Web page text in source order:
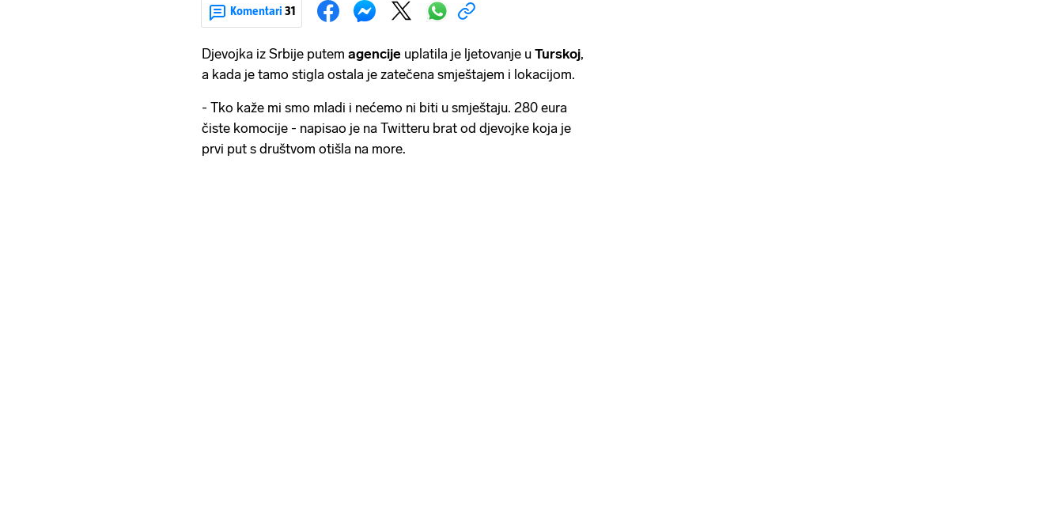
Komentari 31
Djevojka iz Srbije putem agencije uplatila je ljetovanje u Turskoj,
a kada je tamo stigla ostala je zatečena smještajem i lokacijom.
- Tko kaže mi smo mladi i nećemo ni biti u smještaju. 280 eura
čiste komocije - napisao je na Twitteru brat od djevojke koja je
prvi put s društvom otišla na more.